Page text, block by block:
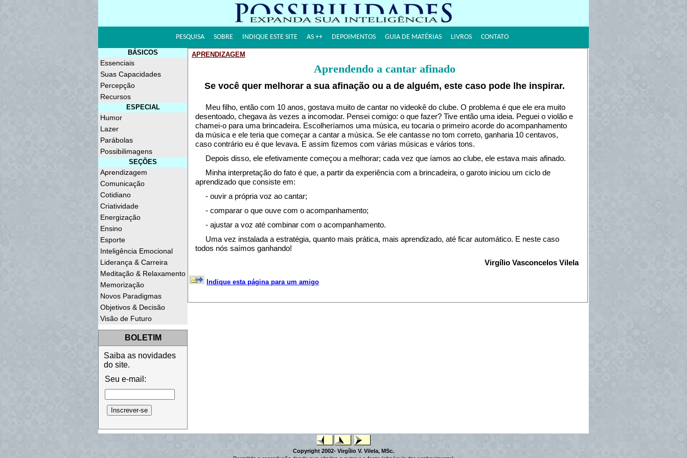
PESQUISA SOBRE INDIQUE ESTE SITE AS ++ DEPOIMENTOS GUIA DE MATÉRIAS LIVROS CONTATO
BÁSICOS
Essenciais
Suas Capacidades
Percepção
Recursos
ESPECIAL
Humor
Lazer
Parábolas
Possibilimagens
SEÇÕES
Aprendizagem
Comunicação
Cotidiano
Criatividade
Energização
Ensino
Esporte
Inteligência Emocional
Liderança & Carreira
Meditação & Relaxamento
Memorização
Novos Paradigmas
Objetivos & Decisão
Visão de Futuro
BOLETIM
Saiba as novidades
do site.
Seu e-mail:
APRENDIZAGEM
Aprendendo a cantar afinado
Se você quer melhorar a sua afinação ou a de alguém, este caso pode lhe inspirar.
Meu filho, então com 10 anos, gostava muito de cantar no videokê do clube. O problema é que ele era muito
desentoado, chegava às vezes a incomodar. Pensei comigo: o que fazer? Tive então uma ideia. Peguei o violão e
chamei-o para uma brincadeira. Escolheríamos uma música, eu tocaria o primeiro acorde do acompanhamento
da música e ele teria que começar a cantar a música. Se ele cantasse no tom correto, ganharia 10 centavos,
caso contrário eu é que levava. E assim fizemos com várias músicas e vários tons.
Depois disso, ele efetivamente começou a melhorar; cada vez que íamos ao clube, ele estava mais afinado.
Minha interpretação do fato é que, a partir da experiência com a brincadeira, o garoto iniciou um ciclo de
aprendizado que consiste em:
- ouvir a própria voz ao cantar;
- comparar o que ouve com o acompanhamento;
- ajustar a voz até combinar com o acompanhamento.
Uma vez instalada a estratégia, quanto mais prática, mais aprendizado, até ficar automático. E neste caso
todos nós saímos ganhando!
Virgílio Vasconcelos Vilela
Indique esta página para um amigo
Copyright 2002- Virgílio V. Vilela, MSc.